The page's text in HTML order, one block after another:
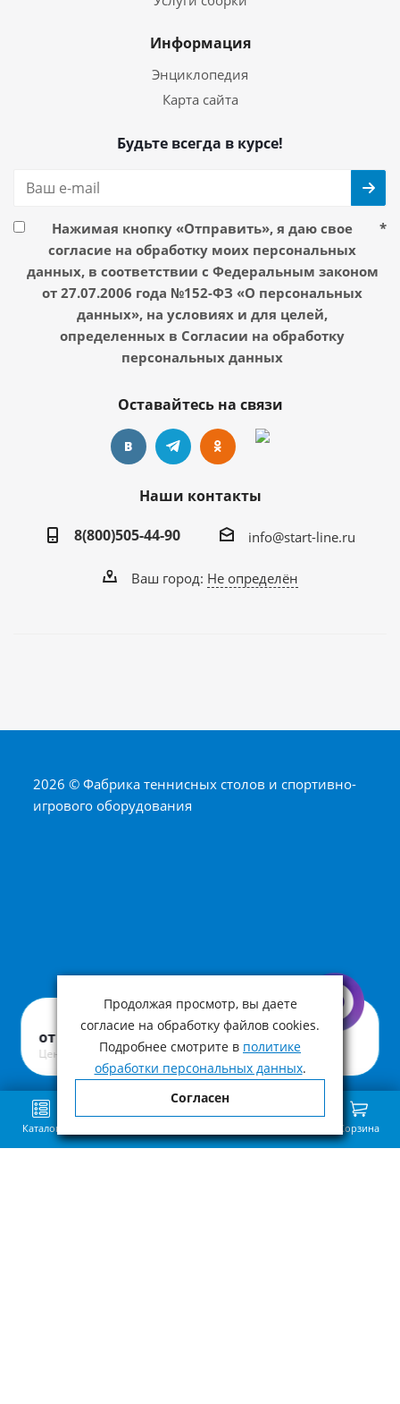
Артикул: ЧхТР.ПУ
от 900 ₽
Цена с учетом НДС
Информация
Энциклопедия
Карта сайта
Будьте всегда в курсе!
Нажимая кнопку «Отправить», я даю свое
согласие на обработку моих персональных
данных, в соответствии с Федеральным законом
от 27.07.2006 года №152-ФЗ «О персональных
данных», на условиях и для целей,
определенных в Согласии на обработку
персональных данных
*
Оставайтесь на связи
Наши контакты
8(800)505-44-90
info@start-line.ru
Ваш город: Не определён
2026 © Фабрика теннисных столов и спортивно-
игрового оборудования
Каталог Корзина
Продолжая просмотр, вы даете
согласие на обработку файлов cookies.
Подробнее смотрите в политике
обработки персональных данных.
Согласен